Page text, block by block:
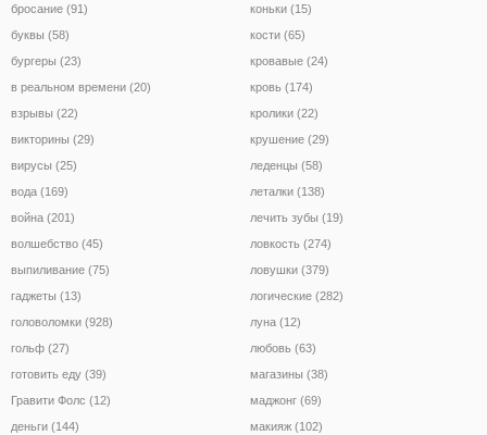
бросание (91)
буквы (58)
бургеры (23)
в реальном времени (20)
взрывы (22)
викторины (29)
вирусы (25)
вода (169)
война (201)
волшебство (45)
выпиливание (75)
гаджеты (13)
головоломки (928)
гольф (27)
готовить еду (39)
Гравити Фолс (12)
деньги (144)
коньки (15)
кости (65)
кровавые (24)
кровь (174)
кролики (22)
крушение (29)
леденцы (58)
леталки (138)
лечить зубы (19)
ловкость (274)
ловушки (379)
логические (282)
луна (12)
любовь (63)
магазины (38)
маджонг (69)
макияж (102)